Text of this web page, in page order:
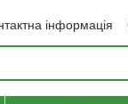
інформація
Договір